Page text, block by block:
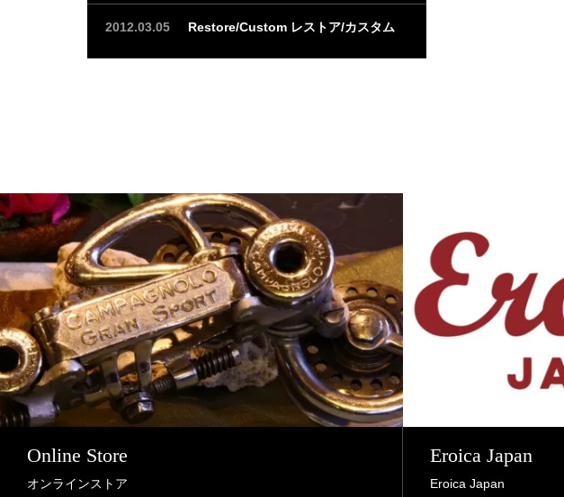
2012.03.05 Restore/Custom レストア/カスタム
Online Store
オンラインストア
Eroica Japan
Eroica Japan